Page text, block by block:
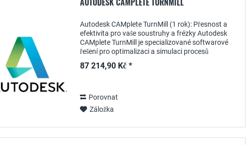
Autodesk CAMplete TurnMill (1 rok): Přesnost a
efektivita pro vaše soustruhy a frézky Autodesk
CAMplete TurnMill je specializované softwarové
řešení pro optimalizaci a simulaci procesů
vám...
87 214,90 Kč *
Porovnat
Záložka